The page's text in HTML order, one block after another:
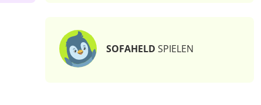
SOFAHELD SPIELEN